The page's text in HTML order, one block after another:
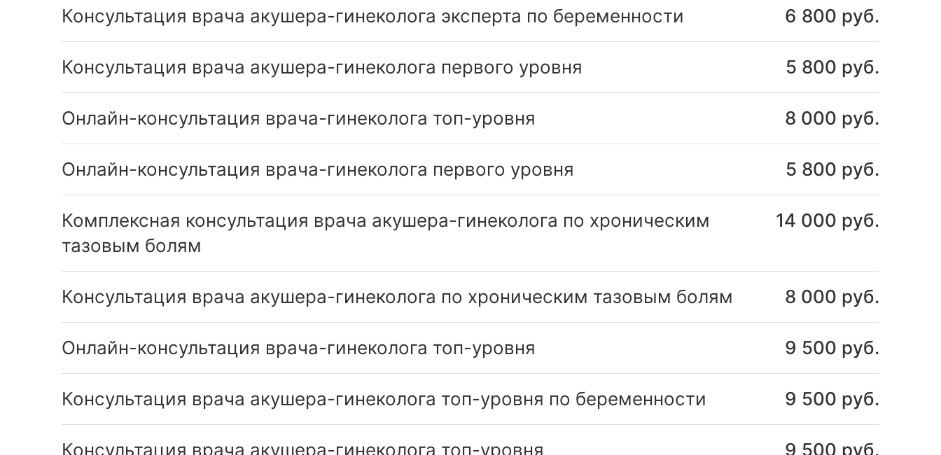
Консультация врача акушера-гинеколога эксперта по беременности 6 800 руб.
Консультация врача акушера-гинеколога первого уровня 5 800 руб.
Онлайн-консультация врача-гинеколога топ-уровня 8 000 руб.
Онлайн-консультация врача-гинеколога первого уровня 5 800 руб.
Комплексная консультация врача акушера-гинеколога по хроническим
тазовым болям
14 000 руб.
Консультация врача акушера-гинеколога по хроническим тазовым болям 8 000 руб.
Онлайн-консультация врача-гинеколога топ-уровня 9 500 руб.
Консультация врача акушера-гинеколога топ-уровня по беременности 9 500 руб.
Консультация врача акушера-гинеколога топ-уровня 9 500 руб.